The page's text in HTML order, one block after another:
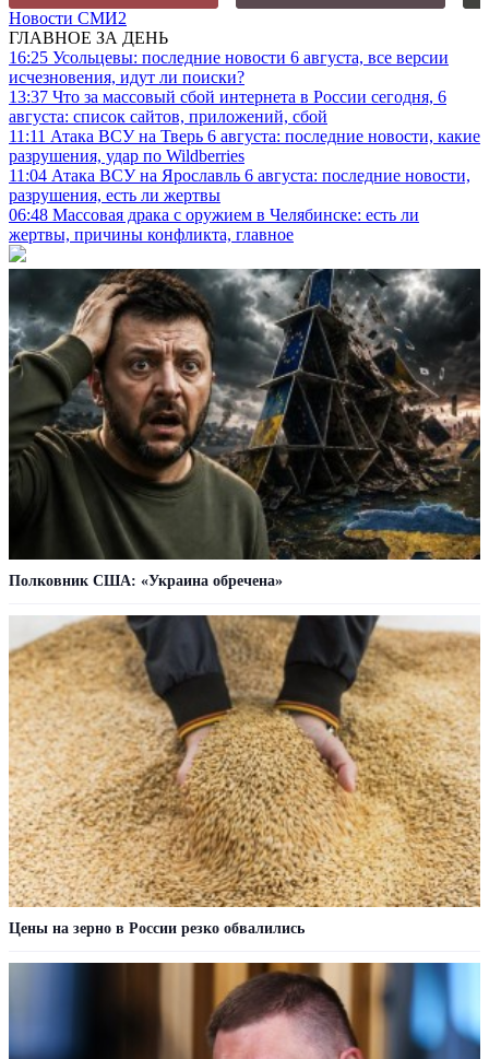
Новости СМИ2
ГЛАВНОЕ ЗА ДЕНЬ
16:25 Усольцевы: последние новости 6 августа, все версии
исчезновения, идут ли поиски?
13:37 Что за массовый сбой интернета в России сегодня, 6
августа: список сайтов, приложений, сбой
11:11 Атака ВСУ на Тверь 6 августа: последние новости, какие
разрушения, удар по Wildberries
11:04 Атака ВСУ на Ярославль 6 августа: последние новости,
разрушения, есть ли жертвы
06:48 Массовая драка с оружием в Челябинске: есть ли
жертвы, причины конфликта, главное
Полковник США: «Украина обречена»
Цены на зерно в России резко обвалились